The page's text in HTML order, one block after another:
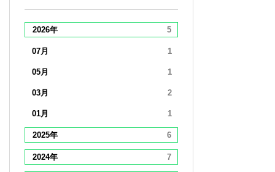
2026年 5
07月 1
05月 1
03月 2
01月 1
2025年 6
2024年 7